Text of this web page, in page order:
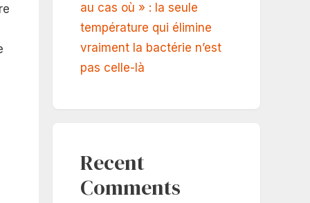
au cas où » : la seule
température qui élimine
vraiment la bactérie n’est
pas celle-là
Recent
Comments